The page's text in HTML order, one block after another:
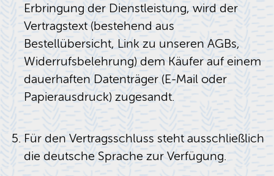
Erbringung der Dienstleistung, wird der
Vertragstext (bestehend aus
Bestellübersicht, Link zu unseren AGBs,
Widerrufsbelehrung) dem Käufer auf einem
dauerhaften Datenträger (E-Mail oder
Papierausdruck) zugesandt.
Für den Vertragsschluss steht ausschließlich
die deutsche Sprache zur Verfügung.